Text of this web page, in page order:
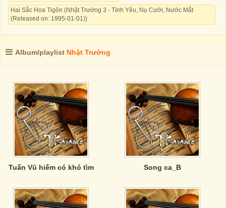
Hai Sắc Hoa Tigôn (Nhật Trường 3 - Tình Yêu, Nụ Cười, Nước Mắt
(Released on: 1995-01-01))
Album/playlist Nhật Trường
Tuấn Vũ hiếm có khó tìm Song ca_B